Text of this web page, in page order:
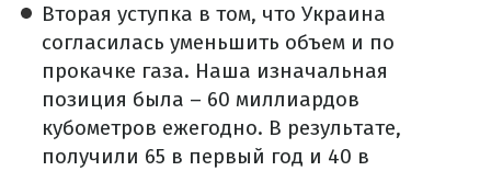
Вторая уступка в том, что Украина
согласилась уменьшить объем и по
прокачке газа. Наша изначальная
позиция была – 60 миллиардов
кубометров ежегодно. В результате,
получили 65 в первый год и 40 в